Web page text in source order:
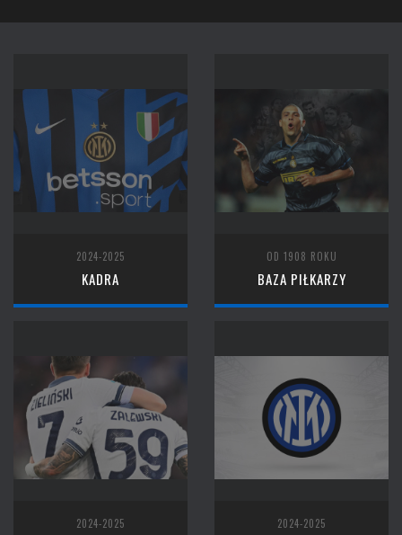
2024-2025
KADRA
OD 1908 ROKU
BAZA PIŁKARZY
2024-2025 2024-2025